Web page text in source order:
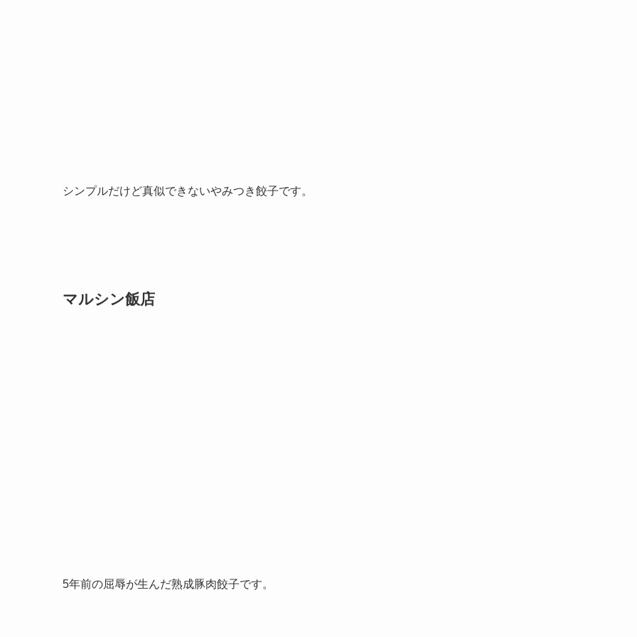
シンプルだけど真似できないやみつき餃子です。
マルシン飯店
5年前の屈辱が生んだ熟成豚肉餃子です。